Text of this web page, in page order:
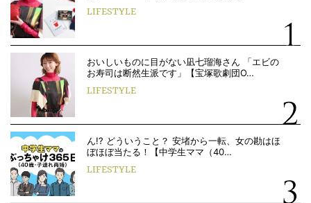
LIFESTYLE
おいしいものに目がない凪七瑠海さん 「エビの
お寿司は断然生派です」【宝塚歌劇団O…
LIFESTYLE
ん!? どういうこと？ 安堵から一転、女の勘はほ
ぼほぼ当たる！【中学生ママ（40…
LIFESTYLE